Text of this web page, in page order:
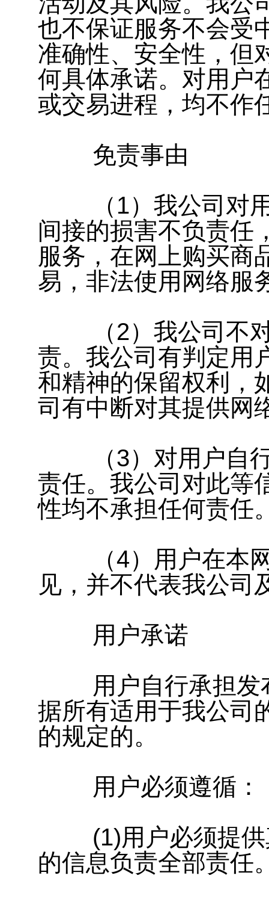
也不保证服务不会受
准确性、安全性，但
何具体承诺。对用户
或交易进程，均不作
免责事由
（1）我公司对用
间接的损害不负责任
服务，在网上购买商
易，非法使用网络服
（2）我公司不对
责。我公司有判定用
和精神的保留权利，
司有中断对其提供网
（3）对用户自行
责任。我公司对此等
性均不承担任何责任
（4）用户在本网
见，并不代表我公司
用户承诺
用户自行承担发布
据所有适用于我公司
的规定的。
用户必须遵循：
(1)用户必须提供
的信息负责全部责任